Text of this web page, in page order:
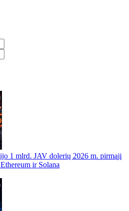
1 mlrd. JAV dolerių 2026 m. pirmąjį
ir Solana